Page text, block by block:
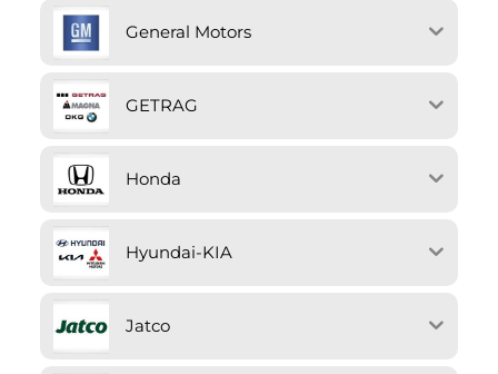
General Motors
GETRAG
Honda
Hyundai-KIA
Jatco